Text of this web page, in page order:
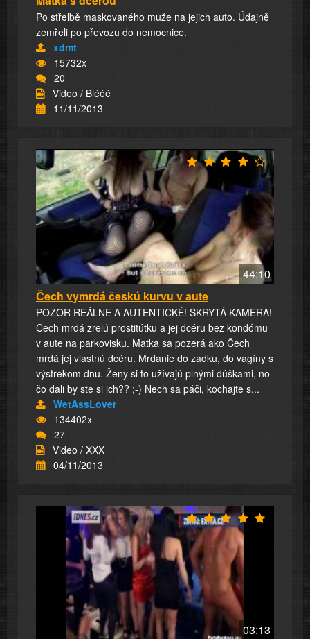
Po střelbě maskovaného muže na jejich auto. Údajně
zemřeli po převozu do nemocnice.
xdmt
15732x
20
Video / Blééé
11/11/2013
44:10
Čech vymrdá českú kurvu v aute
POZOR REÁLNE A AUTENTICKÉ! SKRYTÁ KAMERA!
Čech mrdá zrelú prostitútku a jej dcéru bez kondómu
v aute na parkovisku. Matka sa pozerá ako Čech
mrdá jej vlastnú dcéru. Mrdanie do zadku, do vagíny s
výstrekom dnu. Ženy si to užívajú plnými dúškami, no
čo dali by ste si ich?? ;-) Nech sa páči, kochajte s...
WetAssLover
134402x
27
Video / XXX
04/11/2013
03:13